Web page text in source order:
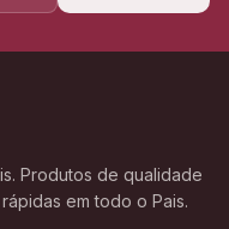
Produtos de qualidade
em todo o Pais.